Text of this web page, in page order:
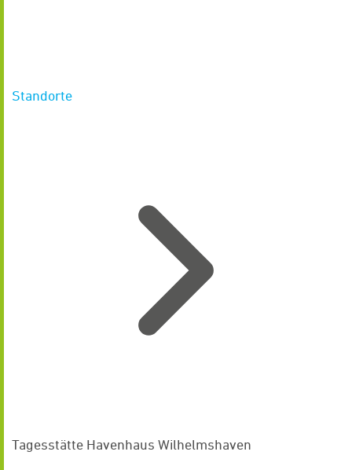
Standorte
Tagesstätte Havenhaus Wilhelmshaven